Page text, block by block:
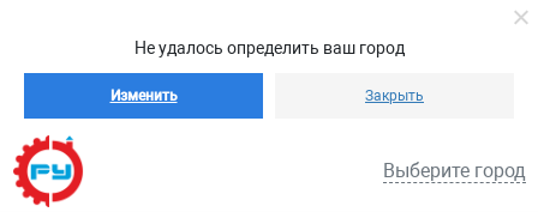
Не удалось определить ваш город
Изменить Закрыть
Выберите город